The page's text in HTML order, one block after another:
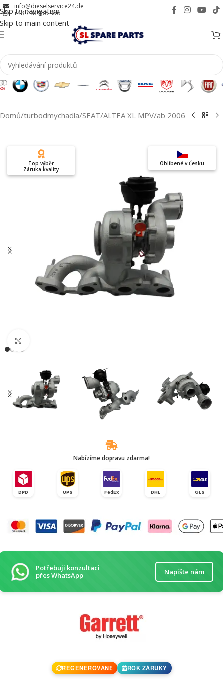
Skip to navigation
Skip to main content
info@dieselservice24.de
+48 798 956 956
Domů/turbodmychadla/SEAT/ALTEA XL MPV/ab 2006
Oblíbené v Česku
Top výběr
Záruka kvality
Nabízíme dopravu zdarma!
DPD UPS FedEx DHL GLS
Potřebuji konzultaci
přes WhatsApp
Napište nám
REGENEROVANÉ ROK ZÁRUKY